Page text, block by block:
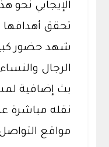
الإيجابي نحو
تحقق أهدافها .
شهد حضور
الرجال
بث إضافية
نقله مباشرة
مواقع